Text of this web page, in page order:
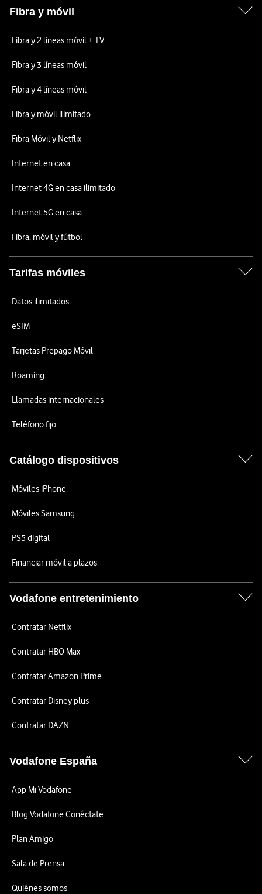
Fibra y móvil
Fibra y 2 líneas móvil + TV
Fibra y 3 líneas móvil
Fibra y 4 líneas móvil
Fibra y móvil ilimitado
Fibra Móvil y Netflix
Internet en casa
Internet 4G en casa ilimitado
Internet 5G en casa
Fibra, móvil y fútbol
Tarifas móviles
Datos ilimitados
eSIM
Tarjetas Prepago Móvil
Roaming
Llamadas internacionales
Teléfono fijo
Catálogo dispositivos
Móviles iPhone
Móviles Samsung
PS5 digital
Financiar móvil a plazos
Vodafone entretenimiento
Contratar Netflix
Contratar HBO Max
Contratar Amazon Prime
Contratar Disney plus
Contratar DAZN
Vodafone España
App Mi Vodafone
Blog Vodafone Conéctate
Plan Amigo
Sala de Prensa
Quiénes somos